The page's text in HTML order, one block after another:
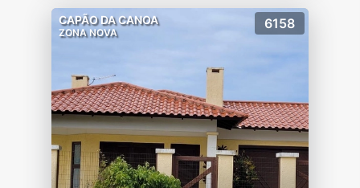
CAPÃO DA CANOA
ZONA NOVA
6158